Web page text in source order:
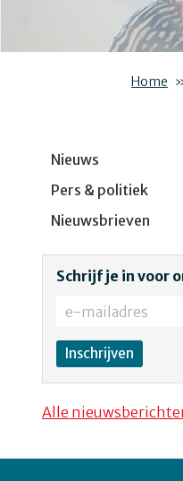
Home
Nieuws
Pers & politiek
Nieuwsbrieven
Schrijf je in voor
Alle